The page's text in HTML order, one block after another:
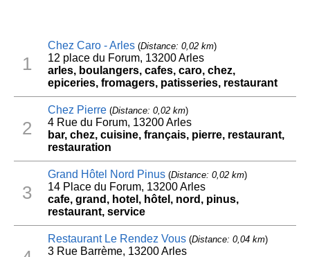
1
Chez Caro - Arles(Distance: 0,02 km)
12 place du Forum, 13200 Arles
arles, boulangers, cafes, caro, chez,
epiceries, fromagers, patisseries, restaurant
2
Chez Pierre(Distance: 0,02 km)
4 Rue du Forum, 13200 Arles
bar, chez, cuisine, français, pierre, restaurant,
restauration
3
Grand Hôtel Nord Pinus(Distance: 0,02 km)
14 Place du Forum, 13200 Arles
cafe, grand, hotel, hôtel, nord, pinus,
restaurant, service
Restaurant Le Rendez Vous(Distance: 0,04 km)
3 Rue Barrème, 13200 Arles